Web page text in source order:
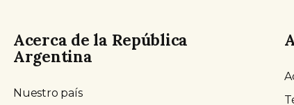
Acerca de la República
Argentina
Nuestro país